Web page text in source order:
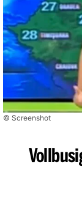
© Screenshot